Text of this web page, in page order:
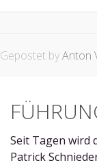
Gepostet byAnton
Seit Tagen wird
Patrick